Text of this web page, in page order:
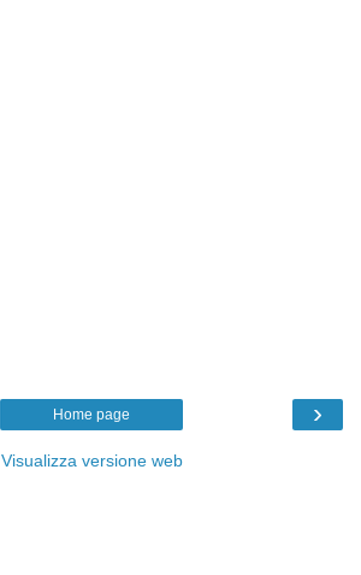
›
Home page
Visualizza versione web